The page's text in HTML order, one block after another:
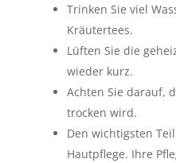
Trinken Sie viel
Kräutertees.
Lüften Sie die
wieder kurz.
Achten Sie darauf,
trocken wird.
Den wichtigsten
Hautpflege. Ihre